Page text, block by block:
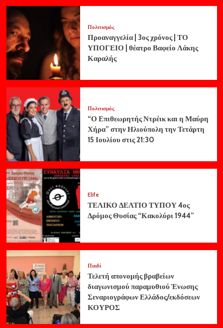
Πολιτισμός
Προαναγγελία | 3ος χρόνος | ΤΟ
ΥΠΟΓΕΙΟ | θέατρο Βαφείο Λάκης
Καραλής
Πολιτισμός
“Ο Επιθεωρητής Ντρέικ και η Μαύρη
Χήρα” στην Ηλιούπολη την Τετάρτη
15 Ιουλίου στις 21:30
Elife
ΤΕΛΙΚΟ ΔΕΛΤΙΟ ΤΥΠΟΥ 4ος
Δρόμος Θυσίας “Κακολύρι 1944”
Παιδί
Τελετή απονομής βραβείων
διαγωνισμού παραμυθιού Ένωσης
Σεναριογράφων Ελλάδος/εκδόσεων
ΚΟΥΡΟΣ